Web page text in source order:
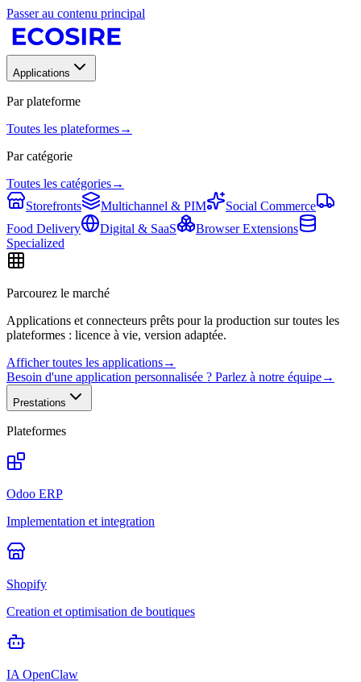
Passer au contenu principal
Applications
Par plateforme
Toutes les plateformes→
Par catégorie
Toutes les catégories→
Storefronts
Multichannel & PIM
Social Commerce
Food Delivery
Digital & SaaS
Browser Extensions
Specialized
Parcourez le marché
Applications et connecteurs prêts pour la production sur toutes les
plateformes : licence à vie, version adaptée.
Afficher toutes les applications→
Besoin d'une application personnalisée ? Parlez à notre équipe→
Prestations
Plateformes
Odoo ERP
Implementation et integration
Shopify
Creation et optimisation de boutiques
IA OpenClaw